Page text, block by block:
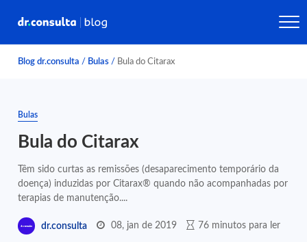
Blog dr.consulta / Bulas / Bula do Citarax
Bulas
Bula do Citarax
Têm sido curtas as remissões (desaparecimento temporário da
doença) induzidas por Citarax® quando não acompanhadas por
terapias de manutenção....
dr.consulta 08, jan de 2019 76 minutos para ler